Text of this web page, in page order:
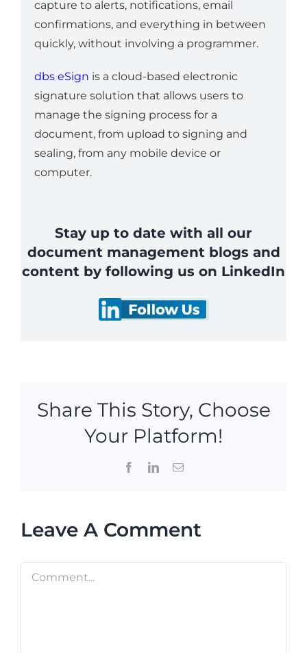
capture to alerts, notifications, email
confirmations, and everything in between
quickly, without involving a programmer.
dbs eSign is a cloud-based electronic
signature solution that allows users to
manage the signing process for a
document, from upload to signing and
sealing, from any mobile device or
computer.
Stay up to date with all our
document management blogs and
content by following us on LinkedIn
Share This Story, Choose
Your Platform!
FacebookLinkedInEmail
Leave A Comment
Comment